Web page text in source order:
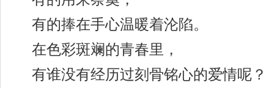
有的捧在手心温暖着沦陷。
在色彩斑斓的青春里，
有谁没有经历过刻骨铭心的爱情呢？